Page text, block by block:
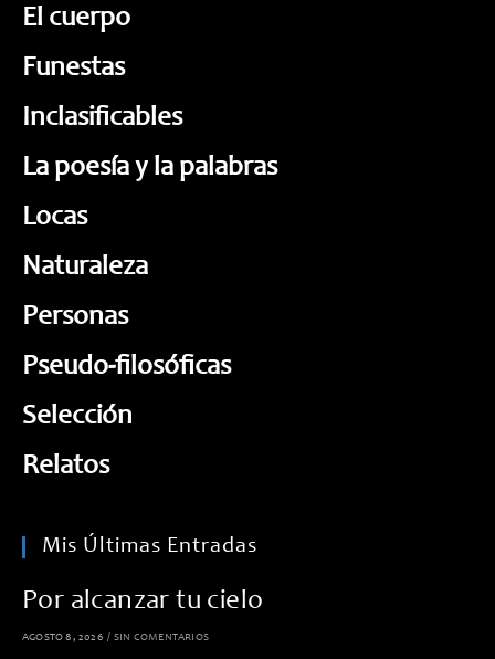
El cuerpo
Funestas
Inclasificables
La poesía y la palabras
Locas
Naturaleza
Personas
Pseudo-filosóficas
Selección
Relatos
Mis Últimas Entradas
Por alcanzar tu cielo
AGOSTO 8, 2026 / SIN COMENTARIOS